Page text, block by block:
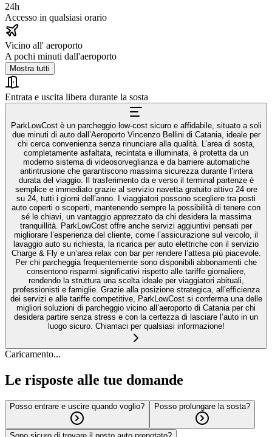
24h
Accesso in qualsiasi orario
Vicino all' aeroporto
A pochi minuti dall'aeroporto
Mostra tutti
Entrata e uscita libera durante la sosta
ParkLowCost è un parcheggio low-cost sicuro e affidabile, situato a soli
due minuti di auto dall’Aeroporto Vincenzo Bellini di Catania, ideale per
chi cerca convenienza senza rinunciare alla qualità. L’area di sosta,
completamente asfaltata, recintata e illuminata, è protetta da un
moderno sistema di videosorveglianza e da barriere automatiche
antintrusione che garantiscono massima sicurezza durante l’intera
durata del viaggio. Il trasferimento da e verso il terminal partenze è
semplice e immediato grazie al servizio navetta gratuito attivo 24 ore
su 24, tutti i giorni dell’anno. I viaggiatori possono scegliere tra posti
auto coperti o scoperti, mantenendo sempre la possibilità di tenere con
sé le chiavi, un vantaggio apprezzato da chi desidera la massima
tranquillità. ParkLowCost offre anche servizi aggiuntivi pensati per
migliorare l’esperienza del cliente, come l’assicurazione sul veicolo, il
lavaggio auto su richiesta, la ricarica per auto elettriche con il servizio
Charge & Fly e un’area relax con bar per rendere l’attesa più piacevole.
Per chi parcheggia frequentemente sono disponibili abbonamenti che
consentono risparmi significativi rispetto alle tariffe giornaliere,
rendendo la struttura una scelta ideale per viaggiatori abituali,
professionisti e famiglie. Grazie alla posizione strategica, all’efficienza
dei servizi e alle tariffe competitive, ParkLowCost si conferma una delle
migliori soluzioni di parcheggio vicino all’aeroporto di Catania per chi
desidera partire senza stress e con la certezza di lasciare l’auto in un
luogo sicuro. Chiamaci per qualsiasi informazione!
Caricamento...
Le risposte alle tue domande
Posso entrare e uscire quando voglio? Posso prolungare la sosta?